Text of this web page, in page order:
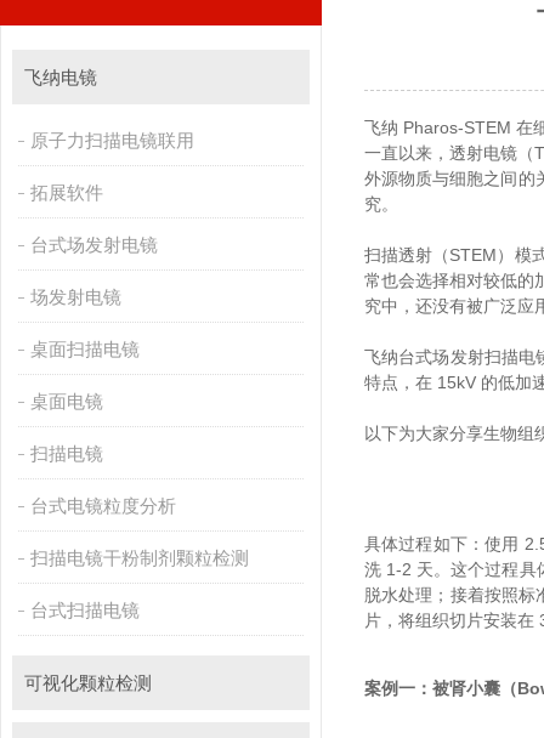
飞纳电镜
原子力扫描电镜联用
拓展软件
台式场发射电镜
场发射电镜
桌面扫描电镜
桌面电镜
扫描电镜
台式电镜粒度分析
扫描电镜干粉制剂颗粒检测
台式扫描电镜
可视化颗粒检测
飞纳 Pharos-STEM 在
一直以来，透射电镜（
外源物质与细胞之间的
究。
扫描透射（STEM）模式
常也会选择相对较低的加
究中，还没有被广泛
飞纳台式场发射扫描电镜
特点，在 15kV 的低加
以下为大家分享生物
具体过程如下：使
洗 1-2 天。这个过
脱水处理；接着按照
片，将组织切片安装
案例一：被肾小囊（